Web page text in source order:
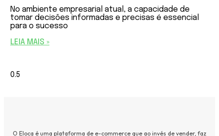
No ambiente empresarial atual, a capacidade de
tomar decisões informadas e precisas é essencial
para o sucesso
LEIA MAIS »
O Eloca é uma plataforma de e-commerce que ao invés de vender, faz